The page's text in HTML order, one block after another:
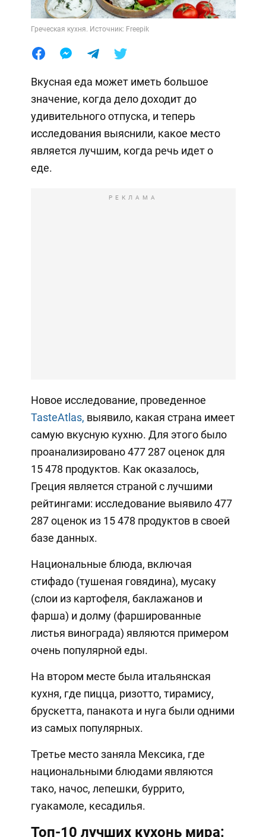
Греческая кухня. Источник: Freepik
Вкусная еда может иметь большое
значение, когда дело доходит до
удивительного отпуска, и теперь
исследования выяснили, какое место
является лучшим, когда речь идет о
еде.
РЕКЛАМА
Новое исследование, проведенное
TasteAtlas, выявило, какая страна имеет
самую вкусную кухню. Для этого было
проанализировано 477 287 оценок для
15 478 продуктов. Как оказалось,
Греция является страной с лучшими
рейтингами: исследование выявило 477
287 оценок из 15 478 продуктов в своей
базе данных.
Национальные блюда, включая
стифадо (тушеная говядина), мусаку
(слои из картофеля, баклажанов и
фарша) и долму (фаршированные
листья винограда) являются примером
очень популярной еды.
На втором месте была итальянская
кухня, где пицца, ризотто, тирамису,
брускетта, панакота и нуга были одними
из самых популярных.
Третье место заняла Мексика, где
национальными блюдами являются
тако, начос, лепешки, буррито,
гуакамоле, кесадилья.
Топ-10 лучших кухонь мира: